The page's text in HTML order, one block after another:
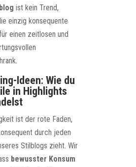
ist kein Trend,
einzig konsequente
einen zeitlosen und
Ideen: Wie du
in Highlights
ist der rote Faden,
durch jeden
Stilblogs zieht. Wir
bewusster Konsum